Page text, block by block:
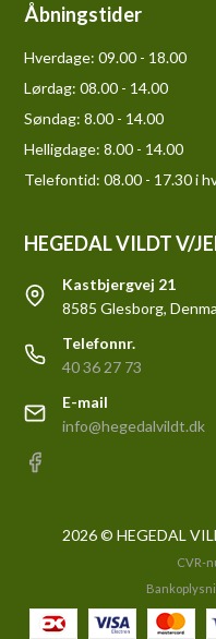
Åbningstider
Hverdage: 09.00 - 18.00
Lørdag: 08.00 - 14.00
Søndag: 8.00 - 14.00
Helligdage: 8.00 - 14.00
Telefontid: 08.00 - 17.30 i
HEGEDAL VILDT V/
Kastbjergvej 21
8585 Glesborg,
Telefonnr.
40 36 27 73
E-mail
info@hegedalvildt.dk
2026 © HEGEDAL
CVR-